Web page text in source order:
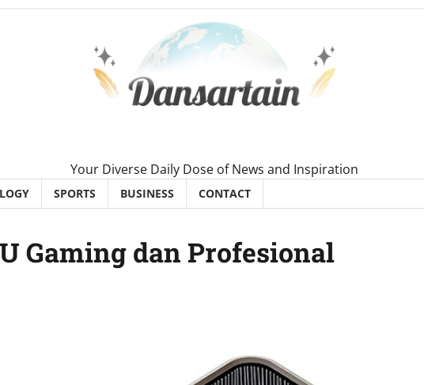
Your Diverse Daily Dose of News and Inspiration
SPORTS BUSINESS CONTACT
Gaming dan Profesional